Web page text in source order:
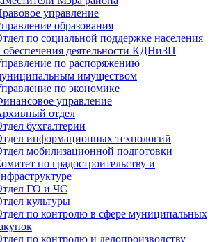
управление
образования
по социальной поддержке населения
обеспечения деятельности КДНиЗП
по распоряжению
имуществом
по экономике
управление
отдел
бухгалтерии
информационных технологий
мобилизационной подготовки
по градостроительству и
ГО и ЧС
культуры
по контролю в сфере муниципальных
по контролю и делопроизводству